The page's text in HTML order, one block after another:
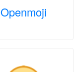
Openmoji